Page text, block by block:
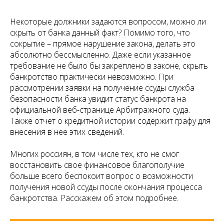
Некоторые должники задаются вопросом, можно ли
скрыть от банка данный факт? Помимо того, что
сокрытие – прямое нарушение закона, делать это
абсолютно бессмысленно. Даже если указанное
требование не было бы закреплено в законе, скрыть
банкротство практически невозможно. При
рассмотрении заявки на получение ссуды служба
безопасности банка увидит статус банкрота на
официальной веб-странице Арбитражного суда.
Также отчет о кредитной истории содержит графу для
внесения в нее этих сведений.
Многих россиян, в том числе тех, кто не смог
восстановить свое финансовое благополучие
больше всего беспокоит вопрос о возможности
получения новой ссуды после окончания процесса
банкротства. Расскажем об этом подробнее.